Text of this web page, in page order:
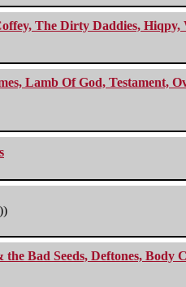
The Dirty Daddies,
Lamb Of God,
Bad Seeds, Deftones, Body